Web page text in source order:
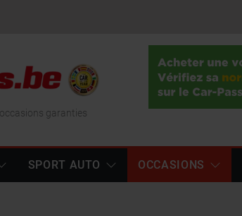
garanties
SPORT AUTO OCCASIONS